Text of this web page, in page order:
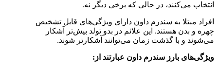
انتخاب می‌کنند، در حالی که برخی دیگر نه.
افراد مبتلا به سندرم داون دارای ویژگی‌های قابل تشخیص
چهره و بدن هستند. این‌ علائم در بدو تولد بیش‌تر آشکار
می‌شوند و با گذشت زمان می‌توانند آشکارتر شوند.
ویژگی‌های بارز سندرم داون عبارتند از: